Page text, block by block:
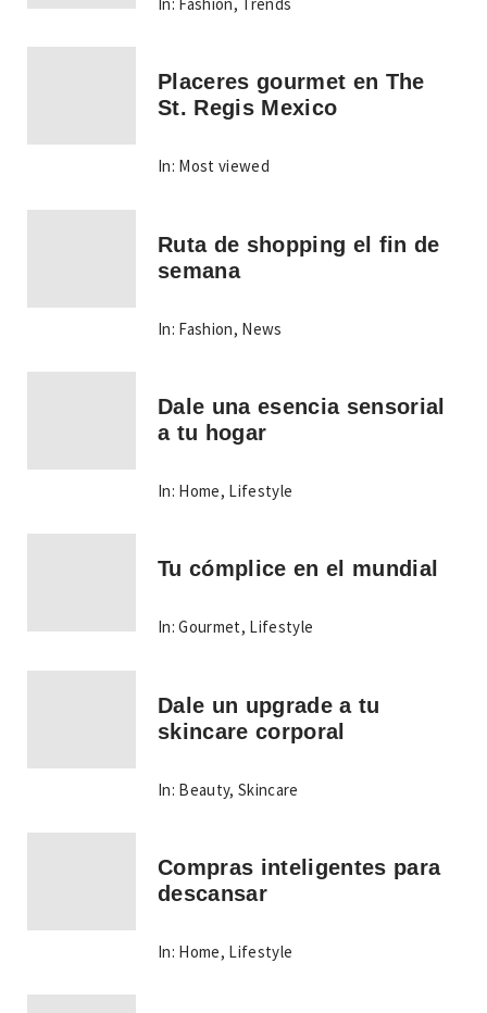
Placeres gourmet en The
St. Regis Mexico
In: Most viewed
Ruta de shopping el fin de
semana
In: Fashion, News
Dale una esencia sensorial
a tu hogar
In: Home, Lifestyle
Tu cómplice en el mundial
In: Gourmet, Lifestyle
Dale un upgrade a tu
skincare corporal
In: Beauty,Skincare
Compras inteligentes para
descansar
In: Home, Lifestyle